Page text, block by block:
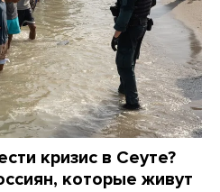
кризис в Сеуте?
которые живут